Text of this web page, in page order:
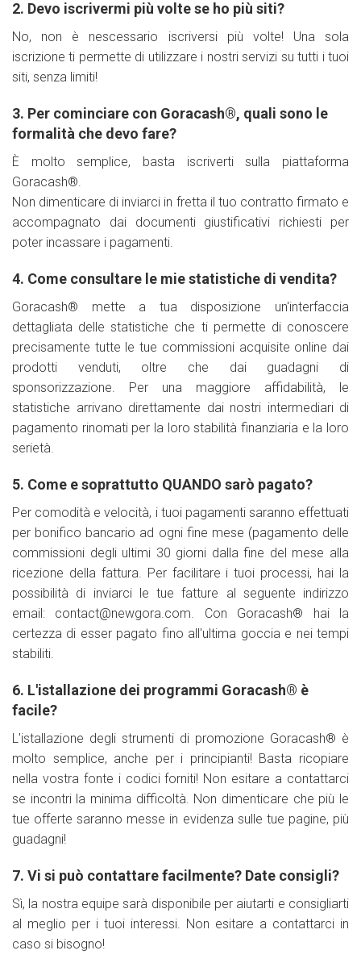
2. Devo iscrivermi più volte se ho più siti?
No, non è nescessario iscriversi più volte! Una sola
iscrizione ti permette di utilizzare i nostri servizi su tutti i tuoi
siti, senza limiti!
3. Per cominciare con Goracash®, quali sono le
formalità che devo fare?
È molto semplice, basta iscriverti sulla piattaforma
Goracash®.
Non dimenticare di inviarci in fretta il tuo contratto firmato e
accompagnato dai documenti giustificativi richiesti per
poter incassare i pagamenti.
4. Come consultare le mie statistiche di vendita?
Goracash® mette a tua disposizione un'interfaccia
dettagliata delle statistiche che ti permette di conoscere
precisamente tutte le tue commissioni acquisite online dai
prodotti venduti, oltre che dai guadagni di
sponsorizzazione. Per una maggiore affidabilità, le
statistiche arrivano direttamente dai nostri intermediari di
pagamento rinomati per la loro stabilità finanziaria e la loro
serietà.
5. Come e soprattutto QUANDO sarò pagato?
Per comodità e velocità, i tuoi pagamenti saranno effettuati
per bonifico bancario ad ogni fine mese (pagamento delle
commissioni degli ultimi 30 giorni dalla fine del mese alla
ricezione della fattura. Per facilitare i tuoi processi, hai la
possibilità di inviarci le tue fatture al seguente indirizzo
email: contact@newgora.com. Con Goracash® hai la
certezza di esser pagato fino all'ultima goccia e nei tempi
stabiliti.
6. L'istallazione dei programmi Goracash® è
facile?
L'istallazione degli strumenti di promozione Goracash® è
molto semplice, anche per i principianti! Basta ricopiare
nella vostra fonte i codici forniti! Non esitare a contattarci
se incontri la minima difficoltà. Non dimenticare che più le
tue offerte saranno messe in evidenza sulle tue pagine, più
guadagni!
7. Vi si può contattare facilmente? Date consigli?
Sì, la nostra equipe sarà disponibile per aiutarti e consigliarti
al meglio per i tuoi interessi. Non esitare a contattarci in
caso si bisogno!